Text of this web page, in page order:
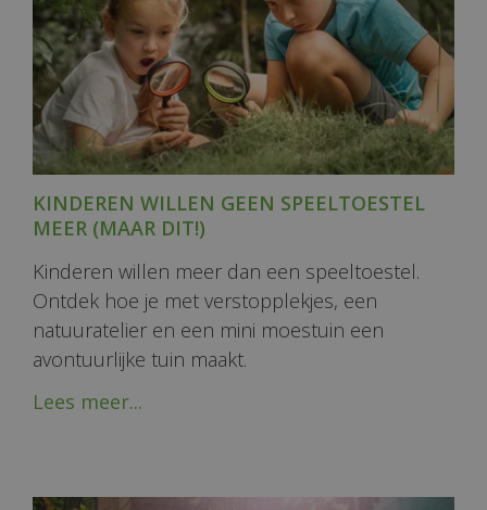
KINDEREN WILLEN GEEN SPEELTOESTEL
MEER (MAAR DIT!)
Kinderen willen meer dan een speeltoestel.
Ontdek hoe je met verstopplekjes, een
natuuratelier en een mini moestuin een
avontuurlijke tuin maakt.
Lees meer...